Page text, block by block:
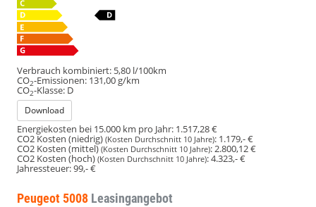
Verbrauch kombiniert: 5,80 l/100km
CO2-Emissionen: 131,00 g/km
CO2-Klasse: D
Download
Energiekosten bei 15.000 km pro Jahr: 1.517,28 €
CO2 Kosten (niedrig) (Kosten Durchschnitt 10 Jahre): 1.179,- €
CO2 Kosten (mittel)(Kosten Durchschnitt 10 Jahre):2.800,12 €
CO2 Kosten (hoch) (Kosten Durchschnitt 10 Jahre):4.323,- €
Jahressteuer:99,- €
Peugeot 5008 Leasingangebot